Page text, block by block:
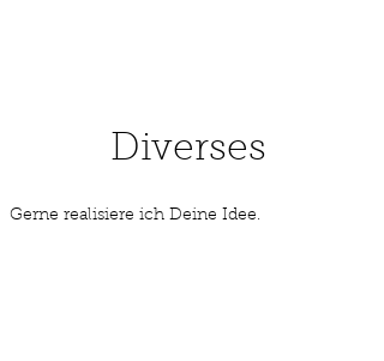
Diverses
Gerne realisiere ich Deine Idee.